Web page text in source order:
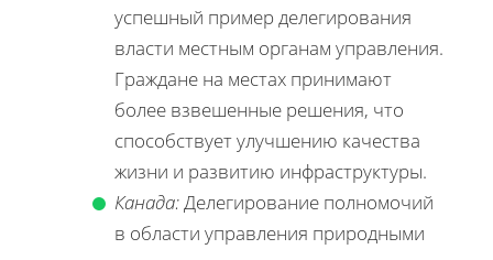
успешный пример делегирования
власти местным органам управления.
Граждане на местах принимают
более взвешенные решения, что
способствует улучшению качества
жизни и развитию инфраструктуры.
Канада:Делегирование полномочий
в области управления природными